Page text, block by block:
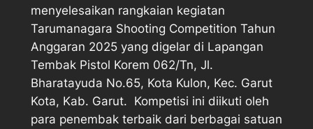
menyelesaikan rangkaian kegiatan
Tarumanagara Shooting Competition Tahun
Anggaran 2025 yang digelar di Lapangan
Tembak Pistol Korem 062/Tn, Jl.
Bharatayuda No.65, Kota Kulon, Kec. Garut
Kota, Kab. Garut. Kompetisi ini diikuti oleh
para penembak terbaik dari berbagai satuan